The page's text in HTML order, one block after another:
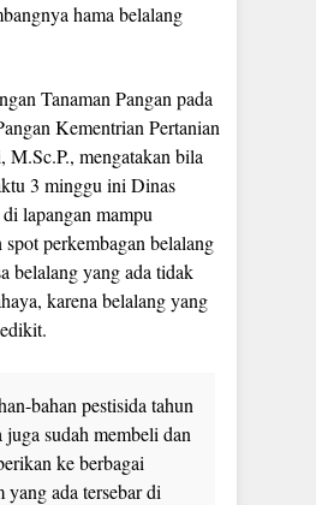
hama belalang
Tanaman Pangan pada
Kementrian Pertanian
mengatakan bila
3 minggu ini Dinas
lapangan mampu
spot perkembagan belalang
belalang yang ada tidak
karena belalang yang
bahan pestisida tahun
sudah membeli dan
ke berbagai
yang ada tersebar di